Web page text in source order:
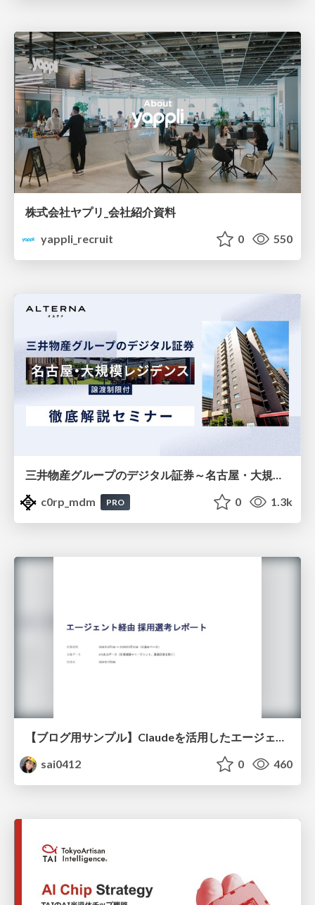
株式会社ヤプリ_会社紹介資料
yappli_recruit
0 550
c0rp_mdm
PRO 0 1.3k
【ブログ用サンプル】Claudeを活用したエージェント分析レポート自動生成例
sai0412
0 460